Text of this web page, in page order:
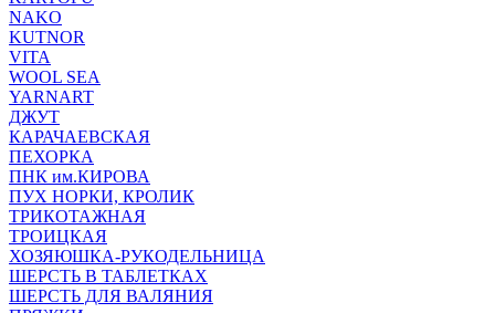
NAKO
KUTNOR
VITA
WOOL SEA
YARNART
ДЖУТ
КАРАЧАЕВСКАЯ
ПЕХОРКА
ПНК им.КИРОВА
ПУХ НОРКИ, КРОЛИК
ТРИКОТАЖНАЯ
ТРОИЦКАЯ
ХОЗЯЮШКА-РУКОДЕЛЬНИЦА
ШЕРСТЬ В ТАБЛЕТКАХ
ШЕРСТЬ ДЛЯ ВАЛЯНИЯ